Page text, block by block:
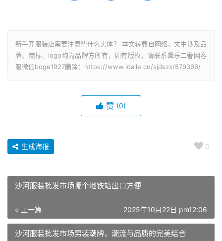
新手开服装店需要注意些什么实体？ 本文转载自网络，文中涉及品
牌、商标、logo均为品牌方所有，如有版权，请联系黛乐二奢网客
服微信boge1927删除：https://www.idaile.cn/sjdszx/579366/
赞 (0)
0
生成海报
沙河服装批发市场哪个地铁站出口方便
« 上一篇 2025年10月22日 pm12:06
沙河服装批发市场男装潮牌，潮流与品质的完美结合